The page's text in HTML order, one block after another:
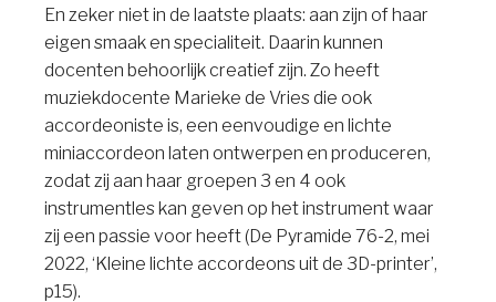
En zeker niet in de laatste plaats: aan zijn of haar
eigen smaak en specialiteit. Daarin kunnen
docenten behoorlijk creatief zijn. Zo heeft
muziekdocente Marieke de Vries die ook
accordeoniste is, een eenvoudige en lichte
miniaccordeon laten ontwerpen en produceren,
zodat zij aan haar groepen 3 en 4 ook
instrumentles kan geven op het instrument waar
zij een passie voor heeft (De Pyramide 76-2, mei
2022, ‘Kleine lichte accordeons uit de 3D-printer’,
p15).